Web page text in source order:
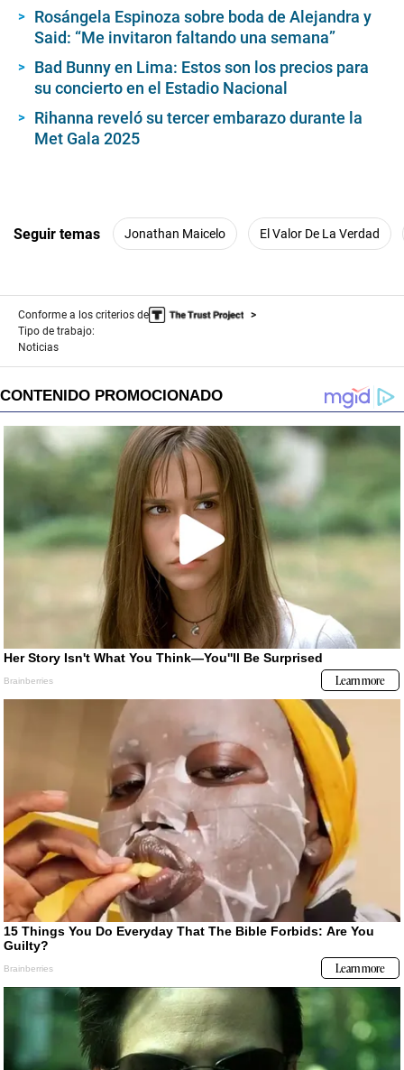
Rosángela Espinoza sobre boda de Alejandra y
Said: “Me invitaron faltando una semana”
Bad Bunny en Lima: Estos son los precios para
su concierto en el Estadio Nacional
Rihanna reveló su tercer embarazo durante la
Met Gala 2025
Seguir temas Jonathan Maicelo El Valor De La Verdad
Conforme a los criterios de
Tipo de trabajo:
Noticias